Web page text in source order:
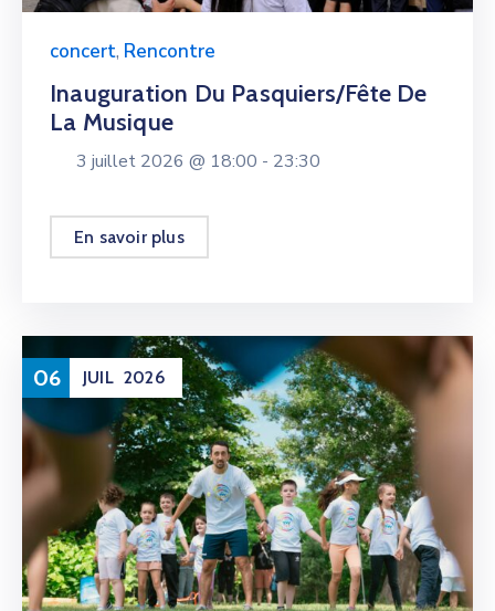
concert, Rencontre
Inauguration Du Pasquiers/fête De
La Musique
3 juillet 2026 @ 18:00 - 23:30
En savoir plus
06 JUIL 2026